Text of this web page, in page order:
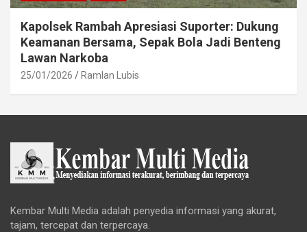
Kapolsek Rambah Apresiasi Suporter: Dukung
Keamanan Bersama, Sepak Bola Jadi Benteng
Lawan Narkoba
25/01/2026 Ramlan Lubis
Kembar Multi Media adalah penyedia informasi yang akurat,
tajam, tercepat dan terpercaya.